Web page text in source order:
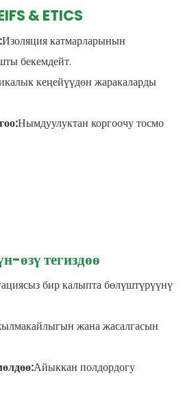
& ETICS
Изоляция катмарларынын
бекемдейт.
кеңейүүдөн жаракаларды
Нымдуулуктан коргоочу тосмо
өзү тегиздөө
бир калыпта бөлүштүрүүнү
жана жасалгасын
Айыккан полдордогу